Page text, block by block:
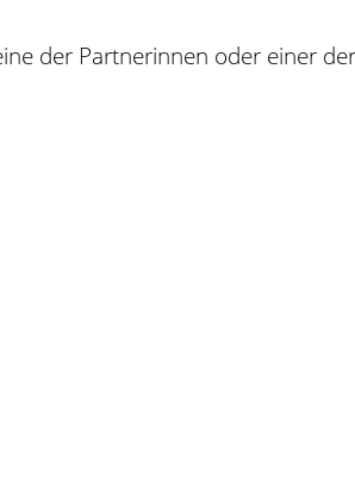
der Partnerinnen oder einer